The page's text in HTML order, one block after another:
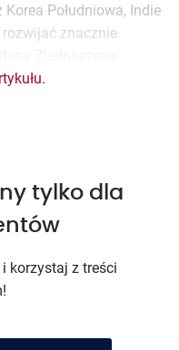
Południowa, Indie
rozwijać znacznie
tylko dla
korzystaj z treści